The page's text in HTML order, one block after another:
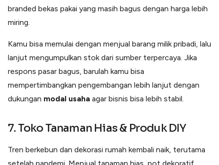
branded bekas pakai yang masih bagus dengan harga lebih
miring.
Kamu bisa memulai dengan menjual barang milik pribadi, lalu
lanjut mengumpulkan stok dari sumber terpercaya. Jika
respons pasar bagus, barulah kamu bisa
mempertimbangkan pengembangan lebih lanjut dengan
dukungan modal usaha agar bisnis bisa lebih stabil.
7. Toko Tanaman Hias & Produk DIY
Tren berkebun dan dekorasi rumah kembali naik, terutama